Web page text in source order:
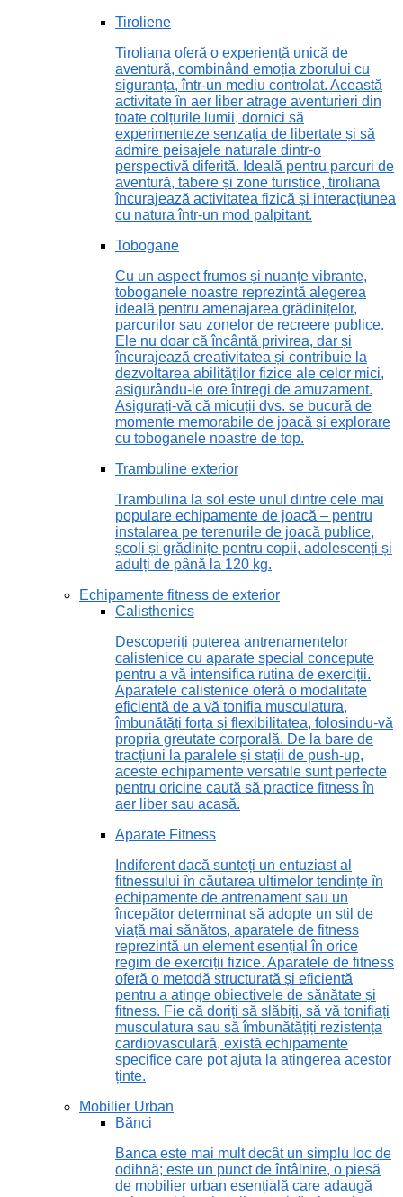
Tiroliene
Tiroliana oferă o experiență unică de
aventură, combinând emoția zborului cu
siguranța, într-un mediu controlat. Această
activitate în aer liber atrage aventurieri din
toate colțurile lumii, dornici să
experimenteze senzația de libertate și să
admire peisajele naturale dintr-o
perspectivă diferită. Ideală pentru parcuri de
aventură, tabere și zone turistice, tiroliana
încurajează activitatea fizică și interacțiunea
cu natura într-un mod palpitant.
Tobogane
Cu un aspect frumos și nuanțe vibrante,
toboganele noastre reprezintă alegerea
ideală pentru amenajarea grădinițelor,
parcurilor sau zonelor de recreere publice.
Ele nu doar că încântă privirea, dar și
încurajează creativitatea și contribuie la
dezvoltarea abilităților fizice ale celor mici,
asigurându-le ore întregi de amuzament.
Asigurați-vă că micuții dvs. se bucură de
momente memorabile de joacă și explorare
cu toboganele noastre de top.
Trambuline exterior
Trambulina la sol este unul dintre cele mai
populare echipamente de joacă – pentru
instalarea pe terenurile de joacă publice,
școli și grădinițe pentru copii, adolescenți și
adulți de până la 120 kg.
Echipamente fitness de exterior
Calisthenics
Descoperiți puterea antrenamentelor
calistenice cu aparate special concepute
pentru a vă intensifica rutina de exerciții.
Aparatele calistenice oferă o modalitate
eficientă de a vă tonifia musculatura,
îmbunătăți forța și flexibilitatea, folosindu-vă
propria greutate corporală. De la bare de
tracțiuni la paralele și stații de push-up,
aceste echipamente versatile sunt perfecte
pentru oricine caută să practice fitness în
aer liber sau acasă.
Aparate Fitness
Indiferent dacă sunteți un entuziast al
fitnessului în căutarea ultimelor tendințe în
echipamente de antrenament sau un
începător determinat să adopte un stil de
viață mai sănătos, aparatele de fitness
reprezintă un element esențial în orice
regim de exerciții fizice. Aparatele de fitness
oferă o metodă structurată și eficientă
pentru a atinge obiectivele de sănătate și
fitness. Fie că doriți să slăbiți, să vă tonifiați
musculatura sau să îmbunătățiți rezistența
cardiovasculară, există echipamente
specifice care pot ajuta la atingerea acestor
ținte.
Mobilier Urban
Bănci
Banca este mai mult decât un simplu loc de
odihnă; este un punct de întâlnire, o piesă
de mobilier urban esențială care adaugă